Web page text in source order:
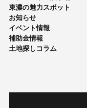
東濃の魅力スポット
お知らせ
イベント情報
補助金情報
土地探しコラム